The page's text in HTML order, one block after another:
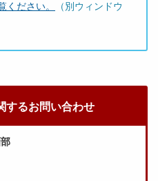
ください。
（別ウィンドウ
するお問い合わせ